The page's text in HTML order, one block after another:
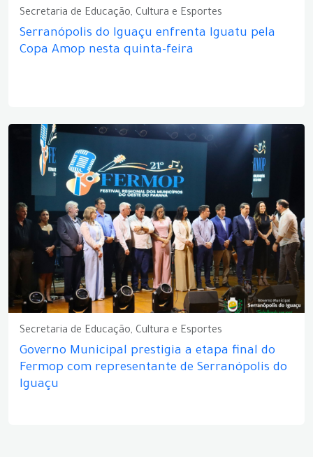
Secretaria de Educação, Cultura e Esportes
Serranópolis do Iguaçu enfrenta Iguatu pela
Copa Amop nesta quinta-feira
Secretaria de Educação, Cultura e Esportes
Governo Municipal prestigia a etapa final do
Fermop com representante de Serranópolis do
Iguaçu